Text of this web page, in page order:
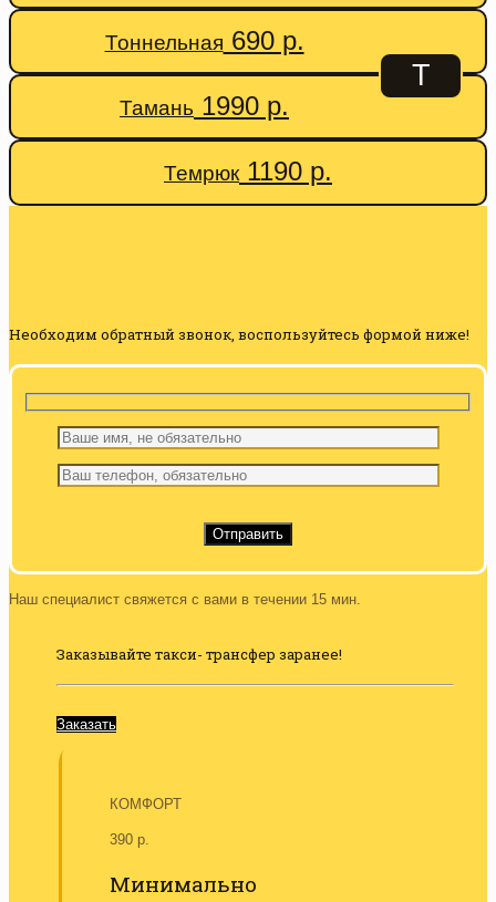
Т
Тоннельная 690 р.
Тамань 1990 р.
Темрюк 1190 р.
Необходим обратный звонок, воспользуйтесь формой ниже!
Наш специалист свяжется с вами в течении 15 мин.
Заказывайте такси- трансфер заранее!
Заказать
КОМФОРТ
390 р.
Минимально